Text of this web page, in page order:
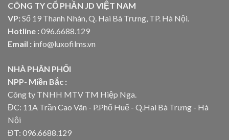
CÔNG TY CỔ PHẦN JD VIỆT NAM
VP: Số 19 Thanh Nhàn, Q. Hai Bà Trưng, TP. Hà Nội.
Hotline : 096.6688.129
Email : info@luxofilms.vn
NHÀ PHÂN PHỐI
NPP- Miền Bắc :
Công ty TNHH MTV TM Hiệp Nga.
ĐC: 11A Trần Cao Vân - P.Phố Huế - Q.Hai Bà Trưng - Hà
Nội
ĐT: 096.6688.129